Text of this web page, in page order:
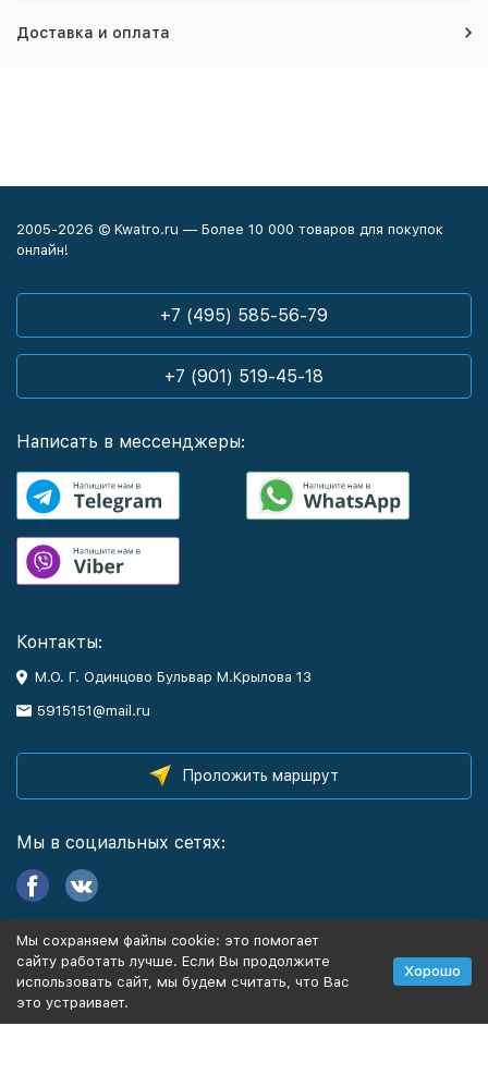
Доставка и оплата
2005-2026 © Kwatro.ru — Более 10 000 товаров для покупок
онлайн!
+7 (495) 585-56-79
+7 (901) 519-45-18
Написать в мессенджеры:
Контакты:
М.О. Г. Одинцово Бульвар М.Крылова 13
5915151@mail.ru
Проложить маршрут
Мы в социальных сетях:
Информация
Политика персональных данных
Мы сохраняем файлы cookie: это помогает
сайту работать лучше. Если Вы продолжите
использовать сайт, мы будем считать, что Вас
это устраивает.
Хорошо